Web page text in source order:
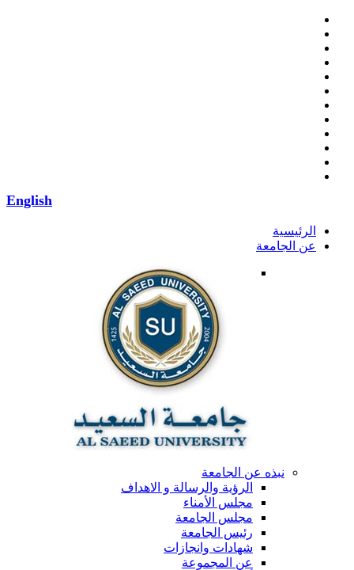
English
الرئيسية
عن الجامعة
نبذه عن الجامعة
الرؤية والرسالة و الاهداف
مجلس الأمناء
مجلس الجامعة
رئيس الجامعة
شهادات وانجازات
عن المجموعة